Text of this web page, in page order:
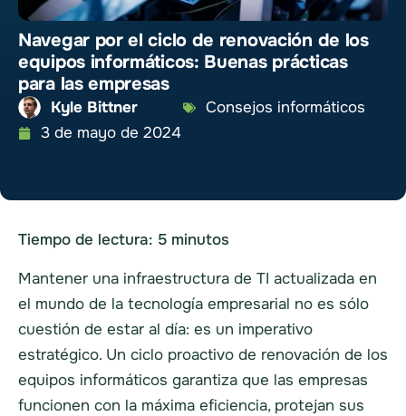
Navegar por el ciclo de renovación de los
equipos informáticos: Buenas prácticas
para las empresas
Kyle Bittner
Consejos informáticos
3 de mayo de 2024
Tiempo de lectura: 5 minutos
Mantener una infraestructura de TI actualizada en
el mundo de la tecnología empresarial no es sólo
cuestión de estar al día: es un imperativo
estratégico. Un ciclo proactivo de renovación de los
equipos informáticos garantiza que las empresas
funcionen con la máxima eficiencia, protejan sus